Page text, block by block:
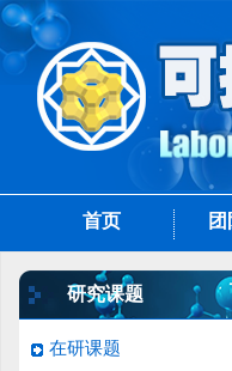
首页
研究课题
在研课题